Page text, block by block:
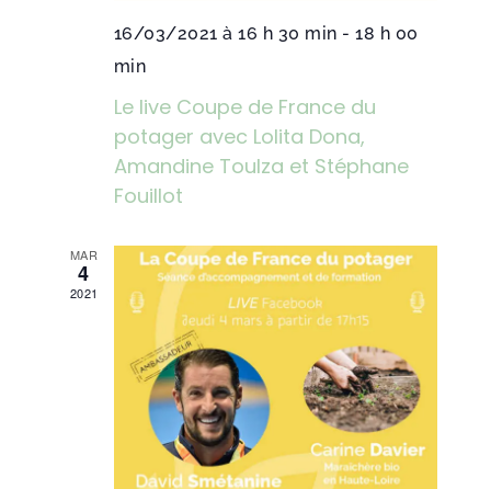
16/03/2021 à 16 h 30 min - 18 h 00
min
Le live Coupe de France du
potager avec Lolita Dona,
Amandine Toulza et Stéphane
Fouillot
MAR
4
2021